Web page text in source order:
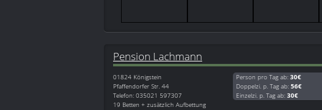
Pension Lachmann
01824 Königstein
Pfaffendorfer Str. 44
Telefon: 035021 597307
19 Betten + zusätzlich Aufbettung
Person pro Tag ab: 30€
Doppelzi. p. Tag ab: 56€
Einzelzi. p. Tag ab: 30€